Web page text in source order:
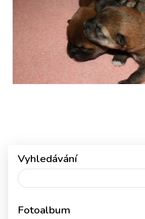
Vyhledávání
Fotoalbum